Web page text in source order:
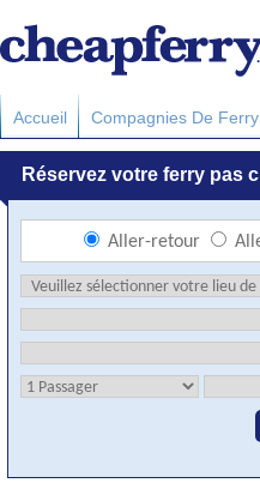
Accueil Compagnies De Ferry